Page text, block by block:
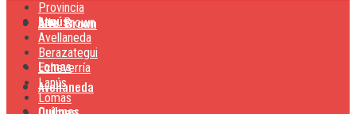
Lanús
Lomas
Alte. Brown
Avellaneda
Provincia
Alte. Brown
Avellaneda
Berazategui
Echeverría
Lanús
Lomas